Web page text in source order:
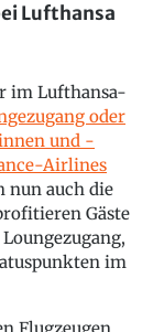
Lufthansa
im Lufthansa-
oder
und -
Airlines
nun auch die
Gäste
im